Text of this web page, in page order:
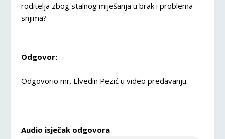
roditelja zbog stalnog miješanja u brak i problema
snjima?
Odgovor:
Odgovorio mr. Elvedin Pezić u video predavanju.
Audio isječak odgovora